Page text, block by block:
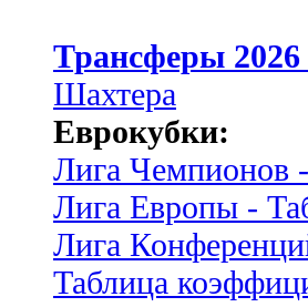
Трансферы 2026
Шахтера
Еврокубки:
Лига Чемпионов
Лига Европы -
Лига
Таблица